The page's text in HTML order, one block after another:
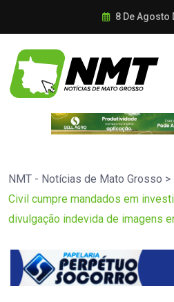
8 De Agosto
NMT - Notícias de Mato Grosso >
Civil cumpre mandados em
divulgação indevida de imagens